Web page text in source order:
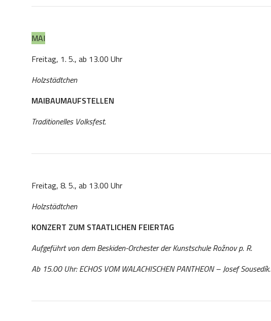
MAI
Freitag, 1. 5., ab 13.00 Uhr
Holzstädtchen
MAIBAUMAUFSTELLEN
Traditionelles Volksfest.
Freitag, 8. 5., ab 13.00 Uhr
Holzstädtchen
KONZERT ZUM STAATLICHEN FEIERTAG
Aufgeführt von dem Beskiden-Orchester der Kunstschule Rožnov p. R.
Ab 15.00 Uhr: ECHOS VOM WALACHISCHEN PANTHEON – Josef Sousedík.